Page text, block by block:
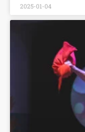
2025-01-04